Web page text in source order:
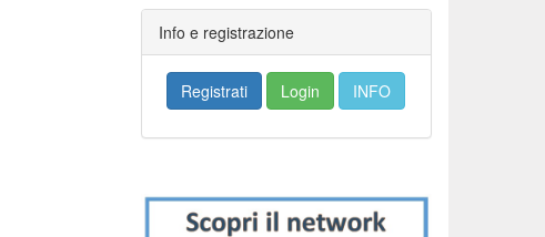
279
Info e registrazione
Registrati Login INFO